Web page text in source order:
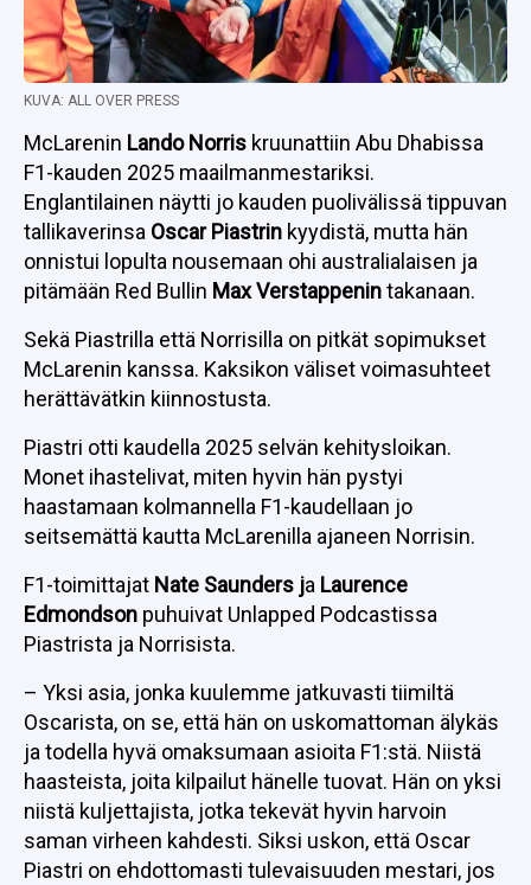
KUVA: ALL OVER PRESS
McLarenin Lando Norris kruunattiin Abu Dhabissa
F1-kauden 2025 maailmanmestariksi.
Englantilainen näytti jo kauden puolivälissä tippuvan
tallikaverinsa Oscar Piastrin kyydistä, mutta hän
onnistui lopulta nousemaan ohi australialaisen ja
pitämään Red Bullin Max Verstappenintakanaan.
Sekä Piastrilla että Norrisilla on pitkät sopimukset
McLarenin kanssa. Kaksikon väliset voimasuhteet
herättävätkin kiinnostusta.
Piastri otti kaudella 2025 selvän kehitysloikan.
Monet ihastelivat, miten hyvin hän pystyi
haastamaan kolmannella F1-kaudellaan jo
seitsemättä kautta McLarenilla ajaneen Norrisin.
F1-toimittajat Nate Saunders ja Laurence
Edmondson puhuivat Unlapped Podcastissa
Piastrista ja Norrisista.
– Yksi asia, jonka kuulemme jatkuvasti tiimiltä
Oscarista, on se, että hän on uskomattoman älykäs
ja todella hyvä omaksumaan asioita F1:stä. Niistä
haasteista, joita kilpailut hänelle tuovat. Hän on yksi
niistä kuljettajista, jotka tekevät hyvin harvoin
saman virheen kahdesti. Siksi uskon, että Oscar
Piastri on ehdottomasti tulevaisuuden mestari, jos